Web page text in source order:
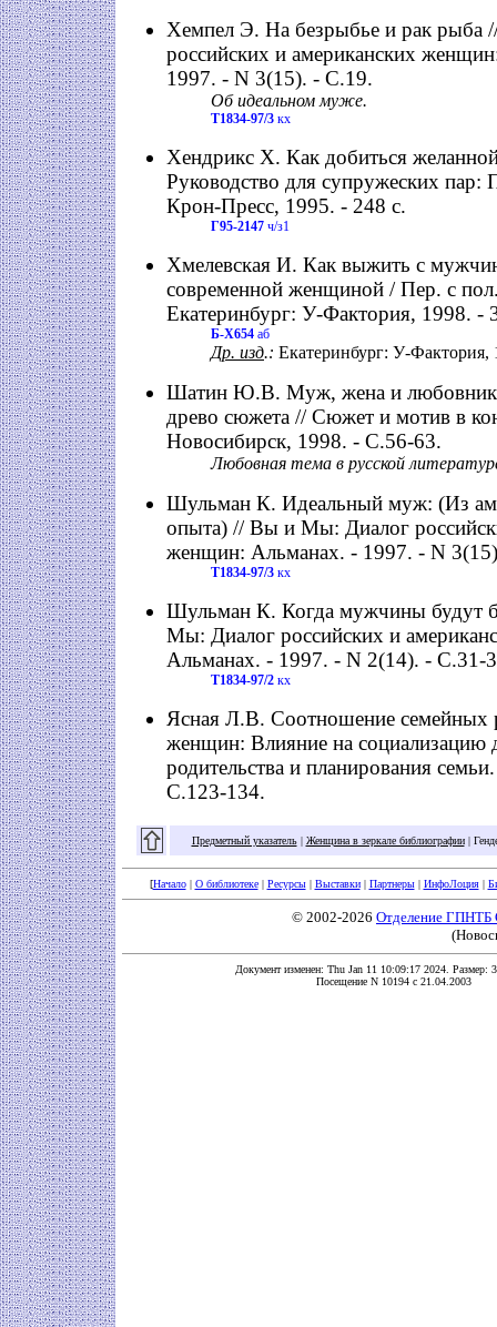
Хемпел Э. На безрыбье и рак
российских и американских
1997. - N 3(15). - С.19.
Об идеальном муже.
Т1834-97/3 кх
Хендрикс Х. Как добиться
Руководство для супружеских пар:
Крон-Пресс, 1995. - 248 с.
Г95-2147 ч/з1
Хмелевская И. Как выжить с
современной женщиной / Пер. с
Екатеринбург: У-Фактория, 1998. -
Б-Х654 аб
Др. изд.: Екатеринбург: У-Фактория,
Шатин Ю.В. Муж, жена и любовник:
древо сюжета // Сюжет и мотив в
Новосибирск, 1998. - С.56-63.
Любовная тема в русской
Шульман К. Идеальный муж: (Из
опыта) // Вы и Мы: Диалог
женщин: Альманах. - 1997. - N
Т1834-97/3 кх
Шульман К. Когда мужчины будут
Мы: Диалог российских и
Альманах. - 1997. - N 2(14). - С.31-
Т1834-97/2 кх
Ясная Л.В. Соотношение семейных
женщин: Влияние на социализацию
родительства и планирования
С.123-134.
Предметный указатель| Женщина в зеркале библиографии|
[Начало| О библиотеке| Ресурсы| Выставки| Партнеры| ИнфоЛоция|
© 2002-2026 Отделение
Документ изменен: Thu Jan 11 10:09:17 2024. Размер:
Посещение N 10194 с 21.04.2003